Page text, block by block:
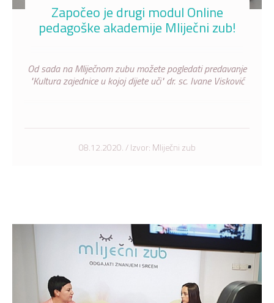
Započeo je drugi modul Online
pedagoške akademije Mliječni zub!
Od sada na Mliječnom zubu možete pogledati predavanje
"Kultura zajednice u kojoj dijete uči" dr. sc. Ivane Visković
08.12.2020. / Izvor: Mliječni zub